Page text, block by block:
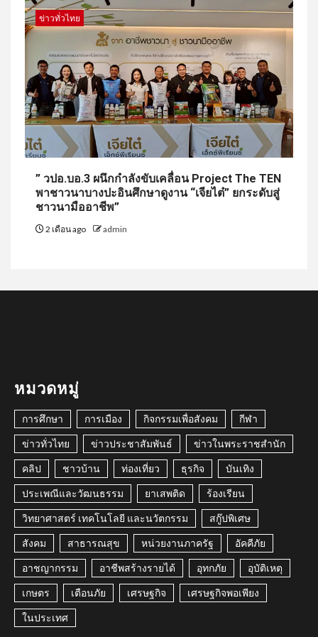
ข่าวทั่วไทย
” วปอ.บอ.3 ผนึกกำลังขับเคลื่อน Project The TEN
พาชาวนาบางปะอินศึกษาดูงาน “เจียไต๋” ยกระดับสู่
ชาวนามืออาชีพ”
2 เดือน ago admin
หมวดหมู่
การศึกษา การเมือง กิจกรรมเพื่อสังคม กีฬา
ข่าวทั่วไทย ข่าวประชาสัมพันธ์ ข่าวในพระราชสำนัก
คลิป ชาวบ้าน ท่องเที่ยว ธุรกิจ บันเทิง
ประเพณีและวัฒนธรรม ยาเสพติด ร้องเรียน
วิทยาศาสตร์ เทคโนโลยี และนวัตกรรม สกู๊ปพิเศษ
สังคม สาธารณสุข หน่วยงานภาครัฐ อัคคีภัย
อาชญากรรม อาชีพสร้างรายได้ อุทกภัย อุบัติเหตุ
เกษตร เตือนภัย เศรษฐกิจ เศรษฐกิจพอเพียง
ในประเทศ